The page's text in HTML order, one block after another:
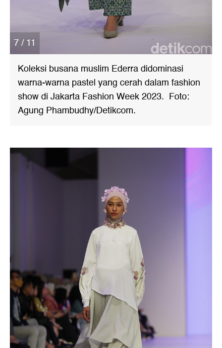
7 / 11
Koleksi busana muslim Ederra didominasi
warna-warna pastel yang cerah dalam fashion
show di Jakarta Fashion Week 2023. Foto:
Agung Phambudhy/Detikcom.